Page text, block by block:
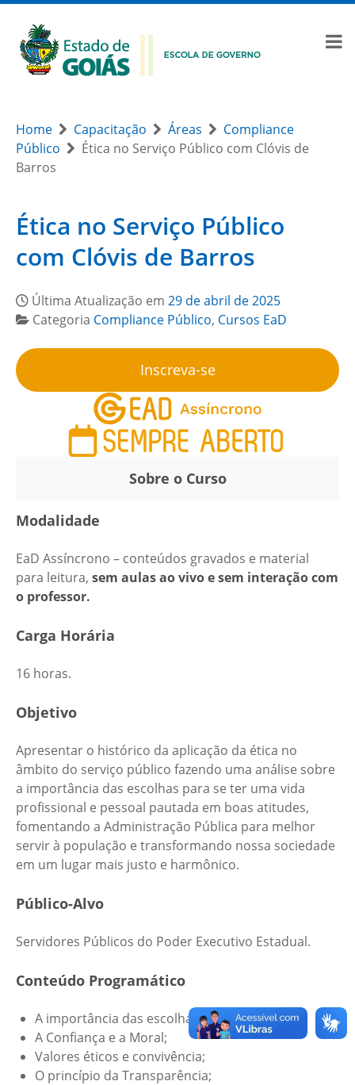
Home Capacitação Áreas
Compliance
Público
Ética no Serviço Público com Clóvis de
Barros
Ética no Serviço Público
com Clóvis de Barros
Última Atualização em 29 de abril de 2025
Categoria Compliance Público, Cursos EaD
Inscreva-se
Sobre o Curso
Modalidade
EaD Assíncrono – conteúdos gravados e material
para leitura, sem aulas ao vivo e sem interação com
o professor.
Carga Horária
16 horas.
Objetivo
Apresentar o histórico da aplicação da ética no
âmbito do serviço público fazendo uma análise sobre
a importância das escolhas para se ter uma vida
profissional e pessoal pautada em boas atitudes,
fomentando a Administração Pública para melhor
servir à população e transformando nossa sociedade
em um lugar mais justo e harmônico.
Público-Alvo
Servidores Públicos do Poder Executivo Estadual.
Conteúdo Programático
A importância das escolhas;
A Confiança e a Moral;
Valores éticos e convivência;
O princípio da Transparência;